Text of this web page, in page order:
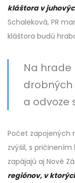
kláštora v
Schaleková, PR
kláštora budú
Na hrade
drobných
a odvoze
Počet zapojených
zvýšil, s
zapájajú aj Nové
regiónov, v